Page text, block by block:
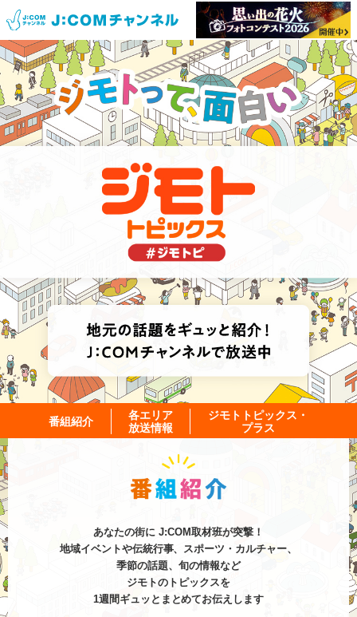
番組紹介
各エリア
放送情報
ジモトトピックス・
プラス
あなたの街に J:COM取材班が突撃！
地域イベントや伝統行事、スポーツ・カルチャー、
季節の話題、旬の情報など
ジモトのトピックスを
1週間ギュッとまとめてお伝えします